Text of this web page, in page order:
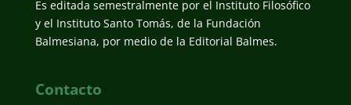
Es editada semestralmente por el Instituto Filosófico
y el Instituto Santo Tomás, de la Fundación
Balmesiana, por medio de la Editorial Balmes.
Contacto